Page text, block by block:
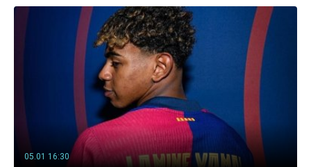
05.01 16:30